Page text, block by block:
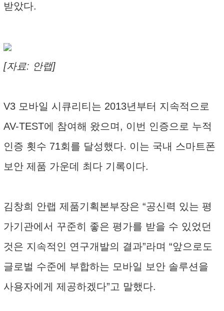
받았다.
[자료: 안랩]
V3 모바일 시큐리티는 2013년부터 지속적으로
AV-TEST에 참여해 왔으며, 이번 인증으로 누적
인증 횟수 71회를 달성했다. 이는 국내 스마트폰
보안 제품 가운데 최다 기록이다.
김창희 안랩 제품기획본부장은 “공신력 있는 평
가기관에서 꾸준히 좋은 평가를 받을 수 있었던
것은 지속적인 연구개발의 결과”라며 “앞으로도
글로벌 수준에 부합하는 모바일 보안 솔루션을
사용자에게 제공하겠다”고 말했다.